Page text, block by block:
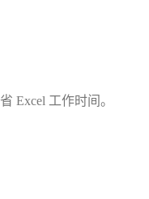
Excel 工作时间。